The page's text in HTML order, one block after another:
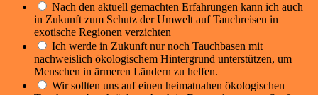
Nach den aktuell gemachten Erfahrungen kann ich auch
in Zukunft zum Schutz der Umwelt auf Tauchreisen in
exotische Regionen verzichten
Ich werde in Zukunft nur noch Tauchbasen mit
nachweislich ökologischem Hintergrund unterstützen, um
Menschen in ärmeren Ländern zu helfen.
Wir sollten uns auf einen heimatnahen ökologischen